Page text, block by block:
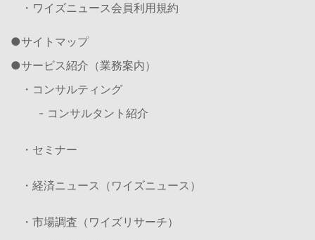
・ワイズニュース会員利用規約
サイトマップ
サービス紹介（業務案内）
・コンサルティング
- コンサルタント紹介
・セミナー
・経済ニュース（ワイズニュース）
・市場調査（ワイズリサーチ）